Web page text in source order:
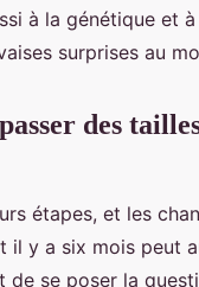
à la génétique et
surprises au
des
étapes, et les
y a six mois peut
de se poser la